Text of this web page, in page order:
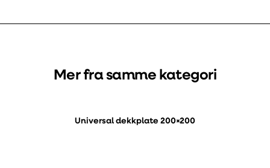
Mer fra samme kategori
Universal dekkplate 200×200